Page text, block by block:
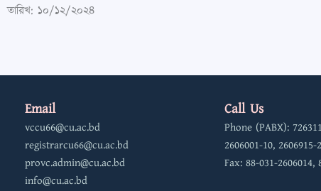
তারিখ: ১০/১২/২০২৪
Email
vccu66@cu.ac.bd
registrarcu66@cu.ac.bd
provc.admin@cu.ac.bd
info@cu.ac.bd
Call Us
Phone (PABX):
2606001-10, 2606915-
Fax: 88-031-2606014,